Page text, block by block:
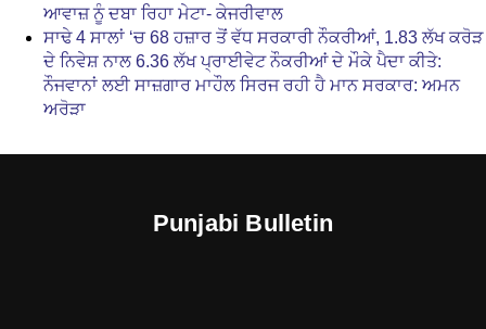
ਆਵਾਜ਼ ਨੂੰ ਦਬਾ ਰਿਹਾ ਮੇਟਾ- ਕੇਜਰੀਵਾਲ
ਸਾਢੇ 4 ਸਾਲਾਂ ‘ਚ 68 ਹਜ਼ਾਰ ਤੋਂ ਵੱਧ ਸਰਕਾਰੀ ਨੌਕਰੀਆਂ, 1.83 ਲੱਖ ਕਰੋੜ
ਦੇ ਨਿਵੇਸ਼ ਨਾਲ 6.36 ਲੱਖ ਪ੍ਰਾਈਵੇਟ ਨੌਕਰੀਆਂ ਦੇ ਮੌਕੇ ਪੈਦਾ ਕੀਤੇ:
ਨੌਜਵਾਨਾਂ ਲਈ ਸਾਜ਼ਗਾਰ ਮਾਹੌਲ ਸਿਰਜ ਰਹੀ ਹੈ ਮਾਨ ਸਰਕਾਰ: ਅਮਨ
ਅਰੋੜਾ
Punjabi Bulletin